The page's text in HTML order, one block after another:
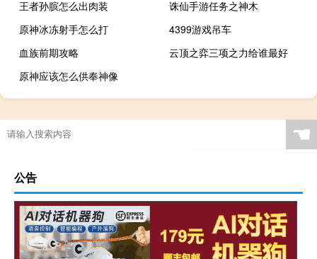
王者孙膑怎么出肉装
诛仙手游任务之神木
原神冰冻射手怎么打
4399游戏吊车
血族前期攻略
云顶之弈三项之力给谁最好
原神应该怎么供奉神像
☚
公告